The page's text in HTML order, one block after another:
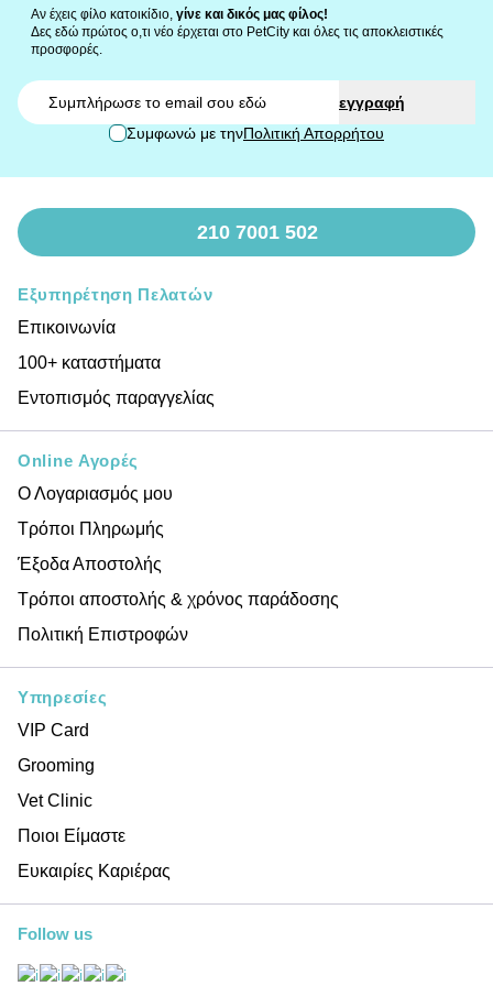
Αν έχεις φίλο κατοικίδιο, γίνε και δικός μας φίλος!
Δες εδώ πρώτος ο,τι νέο έρχεται στο PetCity και όλες τις αποκλειστικές
προσφορές.
εγγραφή
Συμφωνώ με τηνΠολιτική Απορρήτου
210 7001 502
Εξυπηρέτηση Πελατών
Επικοινωνία
100+ καταστήματα
Εντοπισμός παραγγελίας
Online Αγορές
Ο Λογαριασμός μου
Τρόποι Πληρωμής
Έξοδα Αποστολής
Τρόποι αποστολής & χρόνος παράδοσης
Πολιτική Επιστροφών
Υπηρεσίες
VIP Card
Grooming
Vet Clinic
Ποιοι Είμαστε
Ευκαιρίες Καριέρας
Follow us